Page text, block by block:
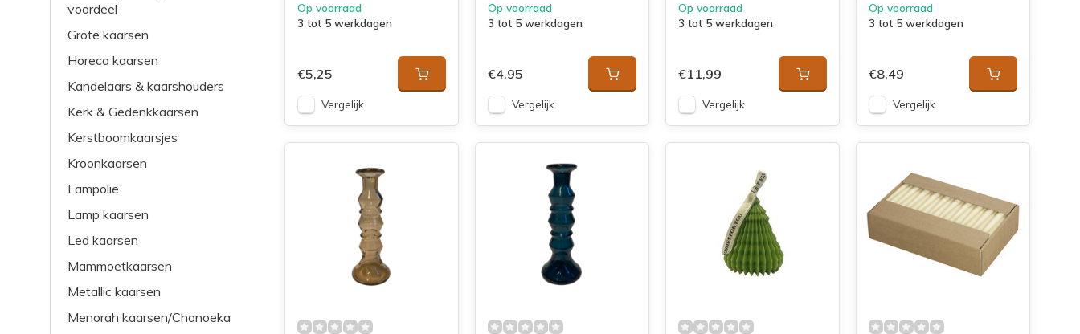
voordeel
Grote kaarsen
Horeca kaarsen
Kandelaars & kaarshouders
Kerk & Gedenkkaarsen
Kerstboomkaarsjes
Kroonkaarsen
Lampolie
Lamp kaarsen
Led kaarsen
Mammoetkaarsen
Metallic kaarsen
Menorah kaarsen/Chanoeka
Op voorraad
3 tot 5 werkdagen
€5,25
Vergelijk
Op voorraad
3 tot 5 werkdagen
€4,95
Vergelijk
Op voorraad
3 tot 5 werkdagen
€11,99
Vergelijk
Op voorraad
3 tot 5 werkdagen
€8,49
Vergelijk